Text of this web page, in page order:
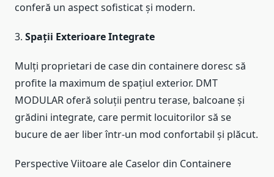
conferă un aspect sofisticat și modern.
3. Spații Exterioare Integrate
Mulți proprietari de case din containere doresc să
profite la maximum de spațiul exterior. DMT
MODULAR oferă soluții pentru terase, balcoane și
grădini integrate, care permit locuitorilor să se
bucure de aer liber într-un mod confortabil și plăcut.
Perspective Viitoare ale Caselor din Containere